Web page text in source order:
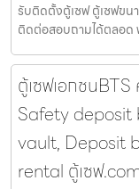
รับติดตั้งตู้เซฟ ตู้เซฟขน
ติดต่อสอบถามได้ตลอด
ตู้เซฟเอกชน
Safety deposit
vault, Deposit
rental ตู้เซฟ